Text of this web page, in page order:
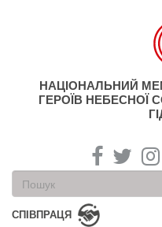
НАЦІОНАЛЬНИЙ
ГЕРОЇВ НЕБЕСНОЇ
Пошукова
форма
Пошук
СПІВПРАЦЯ